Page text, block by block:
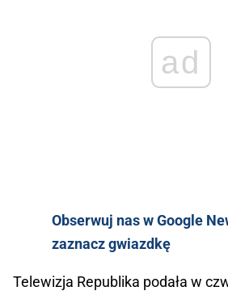
ad
Obserwuj nas w Google
zaznacz gwiazdkę
Telewizja Republika podała w